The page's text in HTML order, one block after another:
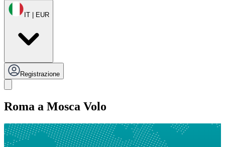
IT | EUR
Registrazione
Roma a Mosca Volo